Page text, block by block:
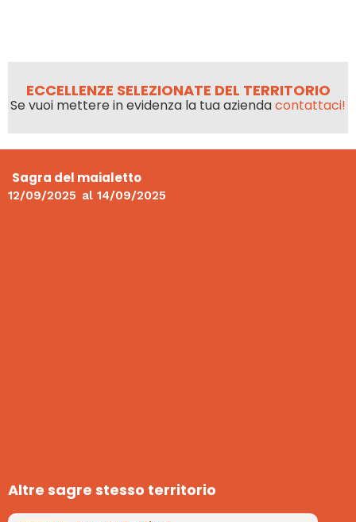
ECCELLENZE SELEZIONATE DEL TERRITORIO
Se vuoi mettere in evidenza la tua aziendacontattaci!
Sagra del maialetto
12/09/2025 al 14/09/2025
Altre sagre stesso territorio